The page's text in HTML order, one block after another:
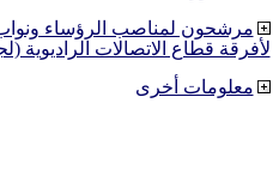
مرشحون لمناصب الرؤساء
لأفرقة قطاع الاتصالات الراديوية
معلومات أخرى